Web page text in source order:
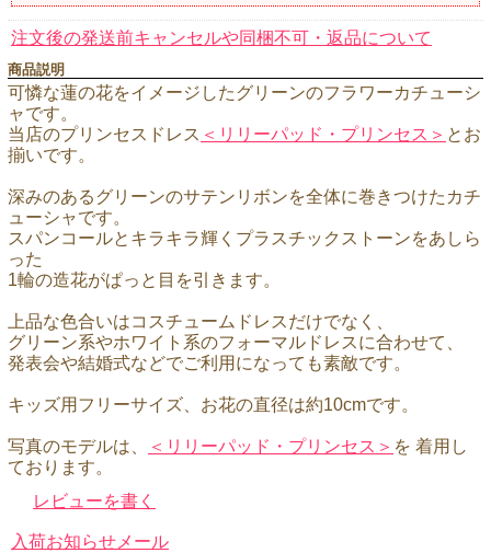
注文後の発送前キャンセルや同梱不可・返品について
商品説明
可憐な蓮の花をイメージしたグリーンのフラワーカチューシ
ャです。
当店のプリンセスドレス ＜リリーパッド・プリンセス＞ とお
揃いです。
深みのあるグリーンのサテンリボンを全体に巻きつけたカチ
ューシャです。
スパンコールとキラキラ輝くプラスチックストーンをあしら
った
1輪の造花がぱっと目を引きます。
上品な色合いはコスチュームドレスだけでなく、
グリーン系やホワイト系のフォーマルドレスに合わせて、
発表会や結婚式などでご利用になっても素敵です。
キッズ用フリーサイズ、お花の直径は約10cmです。
写真のモデルは、 ＜リリーパッド・プリンセス＞ を 着用し
ております。
レビューを書く
入荷お知らせメール